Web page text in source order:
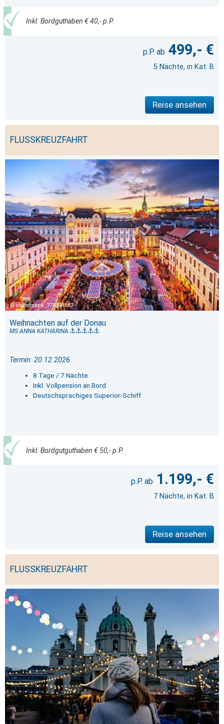
Inkl. Bordguthaben € 40,- p.P.
499,- €
5 Nächte, in Kat. B
Reise ansehen
FLUSSKREUZFAHRT
shutterstock_778241857
Weihnachten auf der Donau
MS ANNA KATHARINA
Termin: 20.12.2026
8 Tage / 7 Nächte
Inkl. Vollpension an Bord
Deutschsprachiges Superior-Schiff
Inkl. Bordgutguthaben € 50,- p.P.
1.199,- €
7 Nächte, in Kat. B
Reise ansehen
FLUSSKREUZFAHRT